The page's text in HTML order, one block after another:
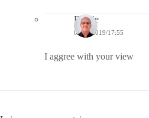
Bernie
04/01/2019/17:55
I aggree with your view